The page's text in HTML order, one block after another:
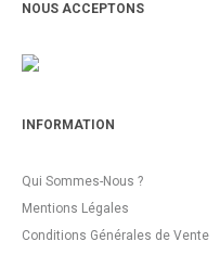
NOUS ACCEPTONS
INFORMATION
Qui Sommes-Nous ?
Mentions Légales
Conditions Générales de Vente